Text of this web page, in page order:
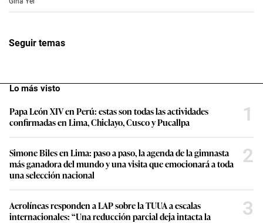
Seguir temas
Lo más visto
Papa León XIV en Perú: estas son todas las actividades
confirmadas en Lima, Chiclayo, Cusco y Pucallpa
1
Simone Biles en Lima: paso a paso, la agenda de la gimnasta
más ganadora del mundo y una visita que emocionará a toda
una selección nacional
2
Aerolíneas responden a LAP sobre la TUUA a escalas
internacionales: “Una reducción parcial deja intacta la
3